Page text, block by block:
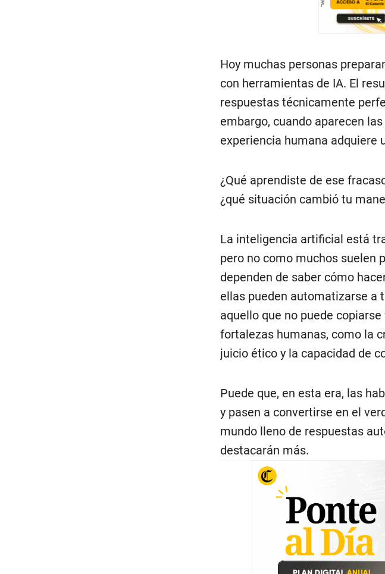
Hoy muchas personas
con herramientas de IA. El
respuestas técnicamente
embargo, cuando aparecen
experiencia humana adquiere
¿Qué aprendiste de ese
¿qué situación cambió tu
La inteligencia artificial está
pero no como muchos suelen
dependen de saber cómo
ellas pueden automatizarse a
aquello que no puede
fortalezas humanas, como la
juicio ético y la capacidad de
Puede que, en esta era, las
y pasen a convertirse en el
mundo lleno de respuestas
destacarán más.